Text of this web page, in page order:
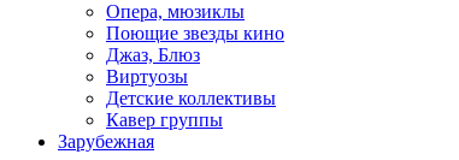
Опера, мюзиклы
Поющие звезды кино
Джаз, Блюз
Виртуозы
Детские коллективы
Кавер группы
Зарубежная